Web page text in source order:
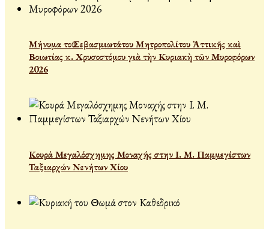
Μήνυμα τοῦ Σεβασμιωτάτου Μητροπολίτου Ἀττικῆς καὶ
Βοιωτίας κ. Χρυσοστόμου γιὰ τὴν Κυριακὴ τῶν Μυροφόρων
2026
Κουρά Μεγαλόσχημης Μοναχής στην Ι. Μ. Παμμεγίστων
Ταξιαρχών Νενήτων Χίου